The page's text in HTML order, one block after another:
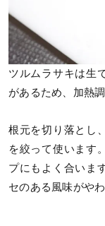
ツルムラサキは生
があるため、加熱
根元を切り落とし
を絞って使います
プにもよく合いま
セのある風味がや